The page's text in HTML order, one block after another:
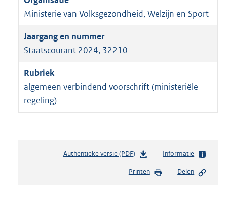
Ministerie van Volksgezondheid, Welzijn en Sport
Staatscourant 2024, 32210
algemeen verbindend voorschrift (ministeriële
regeling)
Authentieke versie (PDF)b
s
Informatie
Printen Delen